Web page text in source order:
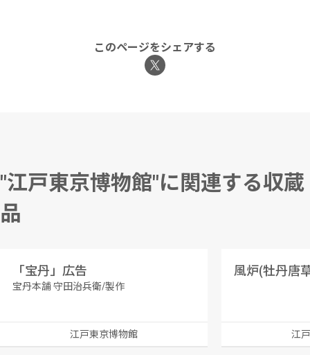
このページをシェアする
"江戸東京博物館"に関連する収蔵
品
「宝丹」広告
宝丹本舗 守田治兵衛/製作
江戸東京博物館 江